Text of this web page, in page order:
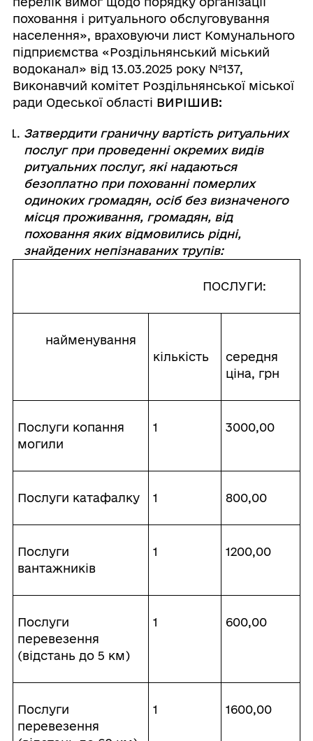
поховання і ритуального обслуговування
населення», враховуючи лист Комунального
підприємства «Роздільнянський міський
водоканал» від 13.03.2025 року №137,
Виконавчий комітет Роздільнянської міської
ради Одеської області ВИРІШИВ:
Затвердити граничну вартість ритуальних
послуг при проведенні окремих видів
ритуальних послуг, які надаються
безоплатно при похованні померлих
одиноких громадян, осіб без визначеного
місця проживання, громадян, від
поховання яких відмовились рідні,
знайдених непізнаваних трупів:
ПОСЛУГИ:
найменування
кількість
середня
ціна, грн
Послуги копання
могили
1 3000,00
Послуги катафалку 1 800,00
Послуги
вантажників
1 1200,00
Послуги
перевезення
(відстань до 5 км)
1 600,00
Послуги
перевезення
1 1600,00